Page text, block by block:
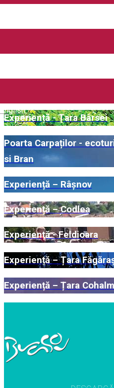
English
Experiență - Țara Bârsei
Poarta Carpaților -
si Bran
Experiență – Râșnov
Experiență – Codlea
Experiență - Feldioara
Experiență – Țara
Experiență – Țara